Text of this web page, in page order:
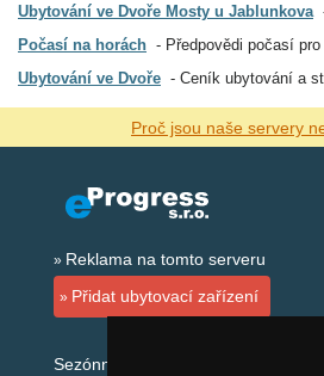
Ubytování ve Dvoře Mosty u Jablunkova
Počasí na horách
Předpovědi počasí
Ubytování ve Dvoře
Ceník ubytování a
Proč jsou naše servery
Reklama na tomto serveru
Přidat ubytovací zařízení
Sezónní odkazy: